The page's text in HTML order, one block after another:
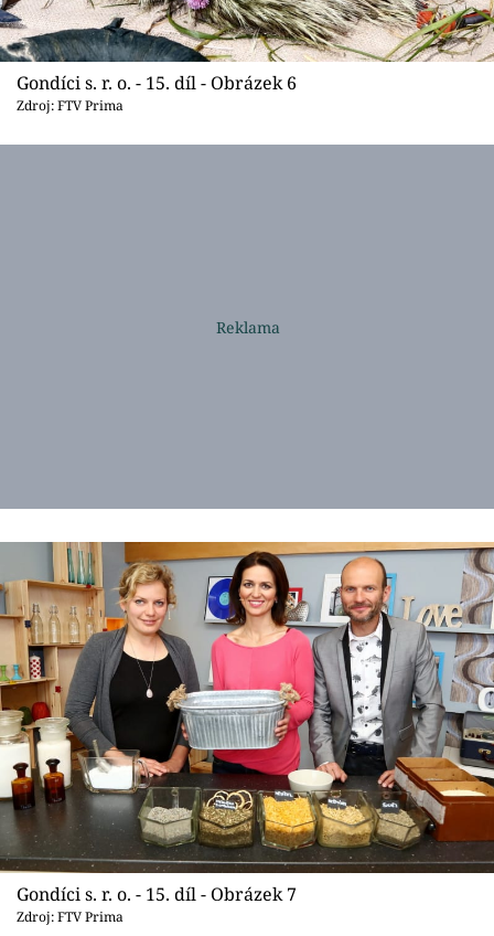
Gondíci s. r. o. - 15. díl - Obrázek 6
Zdroj: FTV Prima
Gondíci s. r. o. - 15. díl - Obrázek 7
Zdroj: FTV Prima